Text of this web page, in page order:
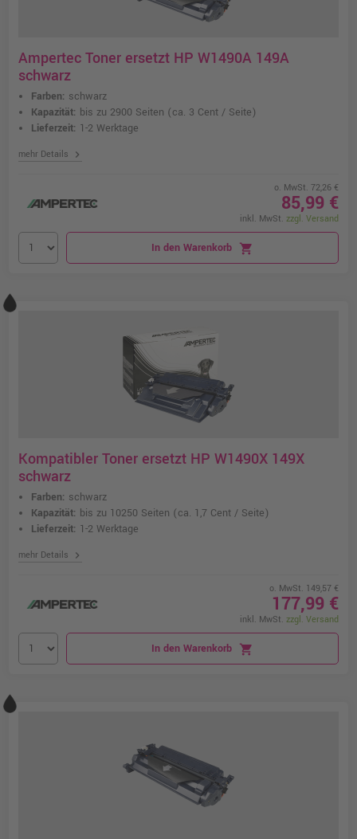
Ampertec Toner ersetzt HP W1490A 149A
schwarz
Farben: schwarz
Kapazität: bis zu 2900 Seiten (ca. 3 Cent / Seite)
Lieferzeit: 1-2 Werktage
mehr Details chevron_right
o. MwSt. 72,26 €
85,99 €
inkl. MwSt. zzgl. Versand
In den Warenkorb shopping_cart
Kompatibler Toner ersetzt HP W1490X 149X
schwarz
Farben: schwarz
Kapazität: bis zu 10250 Seiten (ca. 1,7 Cent / Seite)
Lieferzeit: 1-2 Werktage
mehr Details chevron_right
o. MwSt. 149,57 €
177,99 €
inkl. MwSt. zzgl. Versand
In den Warenkorb shopping_cart